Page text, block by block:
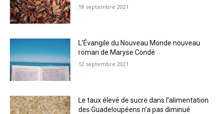
18 septembre 2021
L’Évangile du Nouveau Monde nouveau
roman de Maryse Condé
12 septembre 2021
Le taux élevé de sucre dans l’alimentation
des Guadeloupéens n’a pas diminué